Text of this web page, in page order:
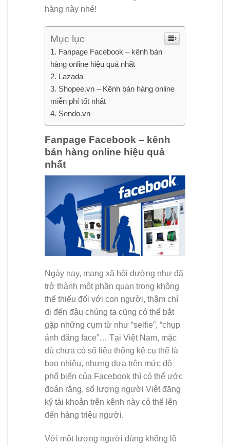
hàng này nhé!
Mục lục
Fanpage Facebook – kênh bán
hàng online hiệu quả nhất
Lazada
Shopee.vn – Kênh bán hàng online
miễn phí tốt nhất
Sendo.vn
Fanpage Facebook – kênh
bán hàng online hiệu quả
nhất
Ngày nay, mạng xã hội dường như đã
trở thành một phần quan trọng không
thể thiếu đối với con người, thậm chí
đi đến đâu chúng ta cũng có thể bắt
gặp những cụm từ như “selfie”, “chụp
ảnh đăng face”… Tại Việt Nam, mặc
dù chưa có số liệu thống kê cụ thể là
bao nhiêu, nhưng dựa trên mức độ
phổ biến của Facebook thì có thể ước
đoán rằng, số lượng người Việt đăng
ký tài khoản trên kênh này có thể lên
đến hàng triệu người.
Với một lượng người dùng khổng lồ